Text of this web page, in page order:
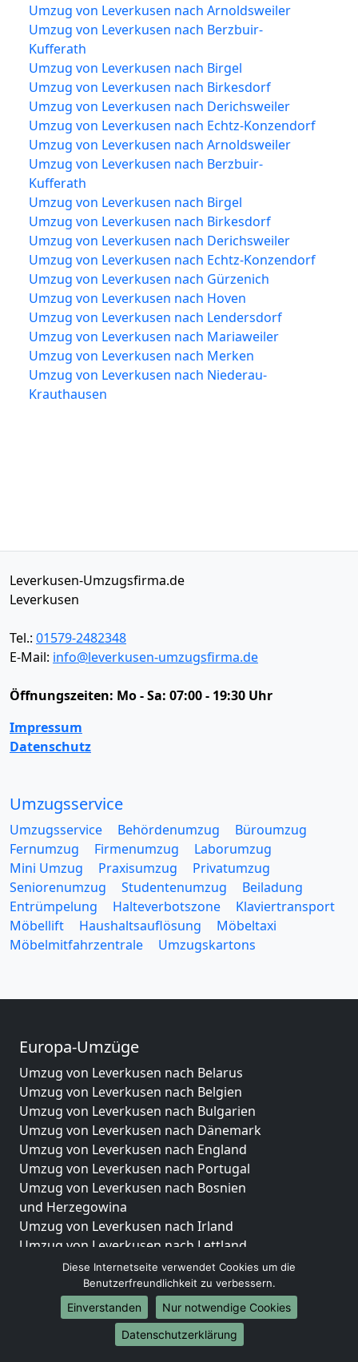
Umzug von Leverkusen nach Arnoldsweiler
Umzug von Leverkusen nach Berzbuir-
Kufferath
Umzug von Leverkusen nach Birgel
Umzug von Leverkusen nach Birkesdorf
Umzug von Leverkusen nach Derichsweiler
Umzug von Leverkusen nach Echtz-Konzendorf
Umzug von Leverkusen nach Arnoldsweiler
Umzug von Leverkusen nach Berzbuir-
Kufferath
Umzug von Leverkusen nach Birgel
Umzug von Leverkusen nach Birkesdorf
Umzug von Leverkusen nach Derichsweiler
Umzug von Leverkusen nach Echtz-Konzendorf
Umzug von Leverkusen nach Gürzenich
Umzug von Leverkusen nach Hoven
Umzug von Leverkusen nach Lendersdorf
Umzug von Leverkusen nach Mariaweiler
Umzug von Leverkusen nach Merken
Umzug von Leverkusen nach Niederau-
Krauthausen
Leverkusen-Umzugsfirma.de
Leverkusen
Tel.: 01579-2482348
E-Mail: info@leverkusen-umzugsfirma.de
Öffnungszeiten: Mo - Sa: 07:00 - 19:30 Uhr
Impressum
Datenschutz
Umzugsservice
Umzugsservice Behördenumzug
Büroumzug
Fernumzug
Firmenumzug
Laborumzug
Mini Umzug
Praxisumzug
Privatumzug
Seniorenumzug
Studentenumzug
Beiladung
Entrümpelung
Halteverbotszone
Klaviertransport
Möbellift
Haushaltsauflösung
Möbeltaxi
Möbelmitfahrzentrale
Umzugskartons
Europa-Umzüge
Umzug von Leverkusen nach Belarus
Umzug von Leverkusen nach Belgien
Umzug von Leverkusen nach Bulgarien
Umzug von Leverkusen nach Dänemark
Umzug von Leverkusen nach England
Umzug von Leverkusen nach Portugal
Umzug von Leverkusen nach Bosnien
und Herzegowina
Umzug von Leverkusen nach Irland
Umzug von Leverkusen nach Lettland
Umzug von Leverkusen nach Zypern
Umzug von Leverkusen nach Kroatien
Umzug von Leverkusen nach Estland
Umzug von Leverkusen nach Finnland
Umzug von Leverkusen nach Frankreich
Diese Internetseite verwendet Cookies um die
Benutzerfreundlichkeit zu verbessern.
Einverstanden
Nur notwendige Cookies
Datenschutzerklärung